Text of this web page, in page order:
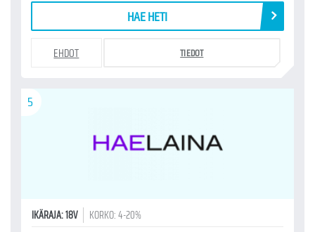
HAE HETI
EHDOT TIEDOT
5
IKÄRAJA: 18V KORKO: 4-20%